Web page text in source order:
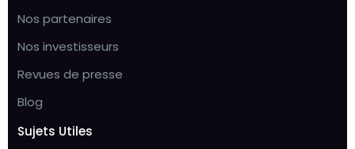
Nos partenaires
Nos investisseurs
Revues de presse
Blog
Sujets Utiles